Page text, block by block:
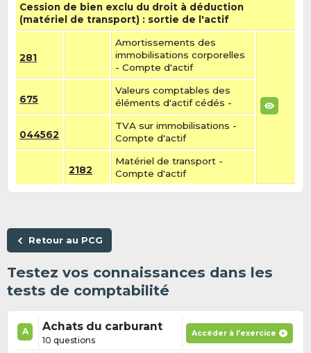
Cession de bien exclu du droit à déduction
(matériel de transport) : sortie de l'actif
281
Amortissements des
immobilisations corporelles
- Compte d'actif
675
Valeurs comptables des
éléments d'actif cédés -
044562
TVA sur immobilisations -
Compte d'actif
2182
Matériel de transport -
Compte d'actif
Retour au PCG
Testez vos connaissances dans les
tests de comptabilité
A Achats du carburant
10 questions
Accéder à l'exercice